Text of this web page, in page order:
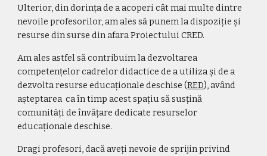
Ulterior, din dorința de a acoperi cât mai multe dintre
nevoile profesorilor, am ales să punem la dispoziție și
resurse din surse din afara Proiectului CRED.
Am ales astfel să contribuim la dezvoltarea
competențelor cadrelor didactice de a utiliza și de a
dezvolta resurse educaționale deschise (RED),
așteptarea
  ca în timp acest spațiu să susțină
comunități de învățare dedicate resurselor
educaționale deschise.
Dragi profesori, dacă aveți nevoie de sprijin privind